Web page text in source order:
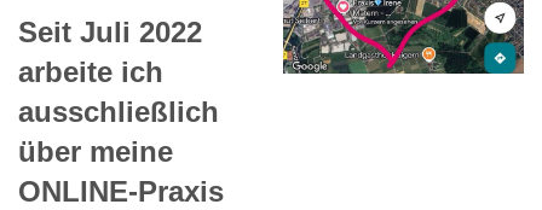
Seit Juli 2022
arbeite ich
ausschließlich
über meine
ONLINE-Praxis